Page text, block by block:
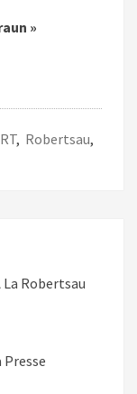
»
, Robertsau,
Robertsau
Presse